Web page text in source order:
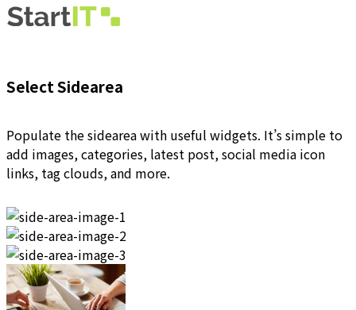
Select Sidearea
Populate the sidearea with useful widgets. It’s simple to
add images, categories, latest post, social media icon
links, tag clouds, and more.